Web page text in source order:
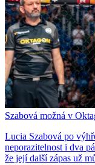
Szabová možná v
Lucia Szabová po
neporazitelnost i dva
že její další zápas už